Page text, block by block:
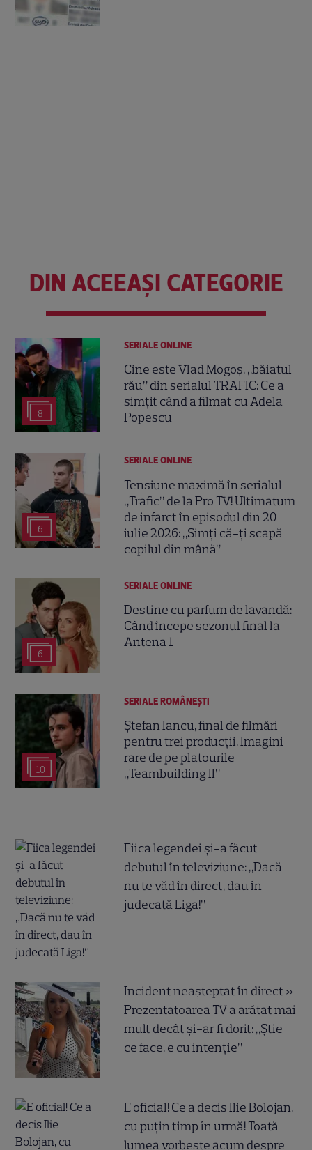
DIN ACEEAȘI CATEGORIE
8
SERIALE ONLINE
Cine este Vlad Mogoș, „băiatul
rău” din serialul TRAFIC: Ce a
simțit când a filmat cu Adela
Popescu
6
SERIALE ONLINE
Tensiune maximă în serialul
„Trafic” de la Pro TV! Ultimatum
de infarct în episodul din 20
iulie 2026: „Simți că-ți scapă
copilul din mână”
6
SERIALE ONLINE
Destine cu parfum de lavandă:
Când începe sezonul final la
Antena 1
10
SERIALE ROMÂNEŞTI
Ștefan Iancu, final de filmări
pentru trei producții. Imagini
rare de pe platourile
„Teambuilding II”
Fiica legendei și-a făcut
debutul în televiziune: „Dacă
nu te văd în direct, dau în
judecată Liga!”
Incident neașteptat în direct »
Prezentatoarea TV a arătat mai
mult decât și-ar fi dorit: „Știe
ce face, e cu intenție”
E oficial! Ce a decis Ilie Bolojan,
cu puțin timp în urmă! Toată
lumea vorbește acum despre